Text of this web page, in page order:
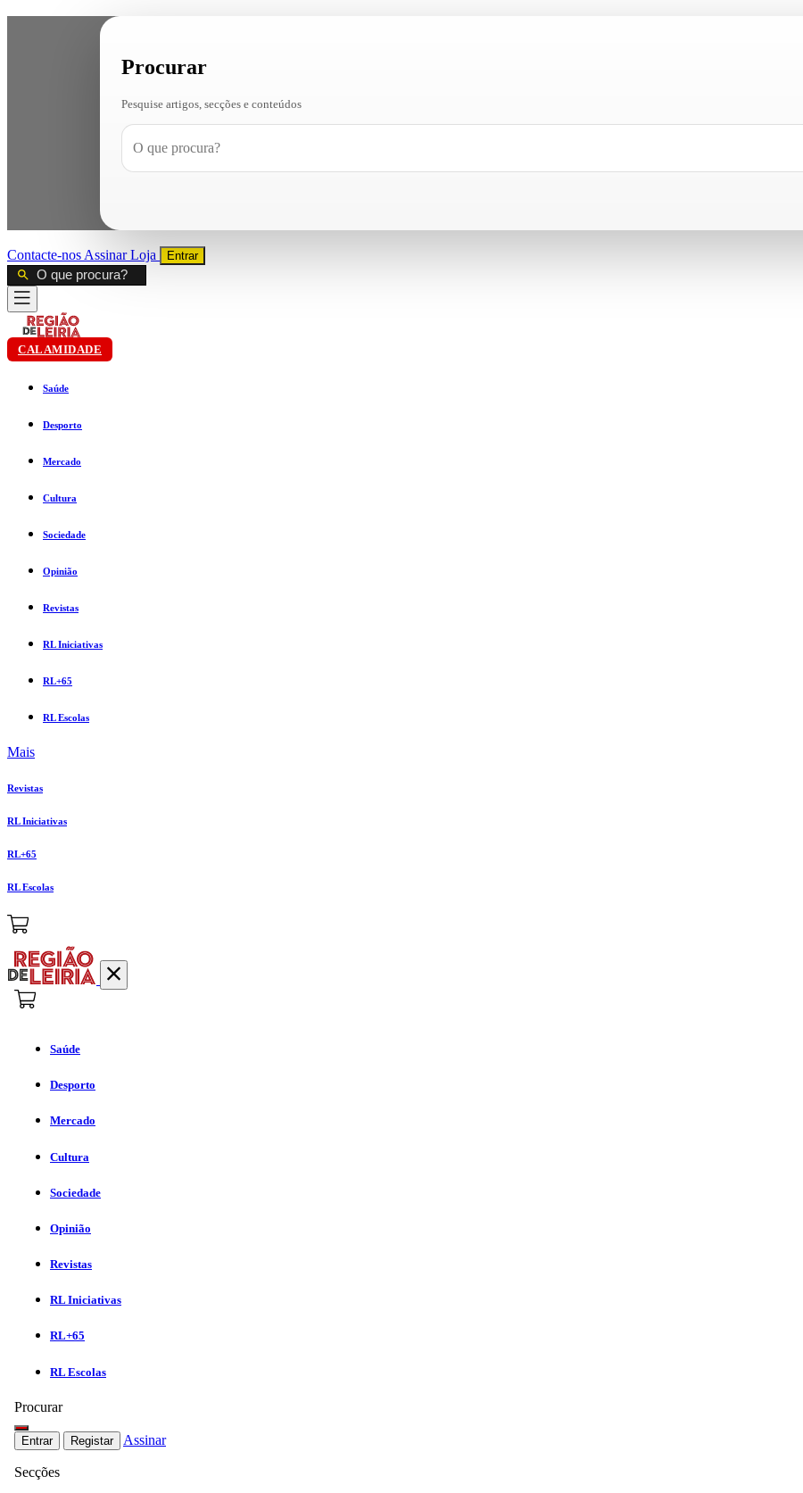
Procurar
Pesquise artigos, secções e conteúdos
Contacte-nos AssinarLoja Entrar
CALAMIDADE
Saúde
Desporto
Mercado
Cultura
Sociedade
Opinião
Revistas
RL Iniciativas
RL+65
RL Escolas
Mais
Revistas
RL Iniciativas
RL+65
RL Escolas
Saúde
Desporto
Mercado
Cultura
Sociedade
Opinião
Revistas
RL Iniciativas
RL+65
RL Escolas
Procurar
Entrar Registar Assinar
Secções